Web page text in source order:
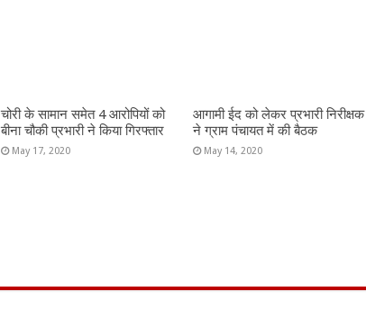
चोरी के सामान समेत 4 आरोपियों को
बीना चौकी प्रभारी ने किया गिरफ्तार
May 17, 2020
आगामी ईद को लेकर प्रभारी निरीक्षक
ने ग्राम पंचायत में की बैठक
May 14, 2020